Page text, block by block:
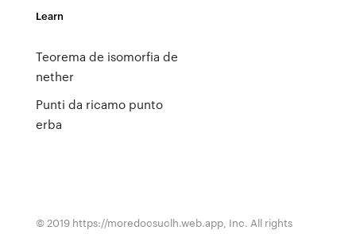
Learn
Teorema de isomorfia de
nether
Punti da ricamo punto
erba
© 2019 https://moredocsuclh.web.app, Inc. All rights